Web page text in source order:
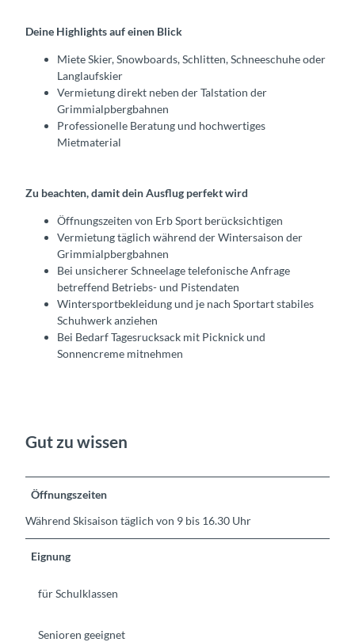
Deine Highlights auf einen Blick
Miete Skier, Snowboards, Schlitten, Schneeschuhe oder
Langlaufskier
Vermietung direkt neben der Talstation der
Grimmialpbergbahnen
Professionelle Beratung und hochwertiges
Mietmaterial
Zu beachten, damit dein Ausflug perfekt wird
Öffnungszeiten von Erb Sport berücksichtigen
Vermietung täglich während der Wintersaison der
Grimmialpbergbahnen
Bei unsicherer Schneelage telefonische Anfrage
betreffend Betriebs- und Pistendaten
Wintersportbekleidung und je nach Sportart stabiles
Schuhwerk anziehen
Bei Bedarf Tagesrucksack mit Picknick und
Sonnencreme mitnehmen
Gut zu wissen
Öffnungszeiten
Während Skisaison täglich von 9 bis 16.30 Uhr
Eignung
für Schulklassen
Senioren geeignet